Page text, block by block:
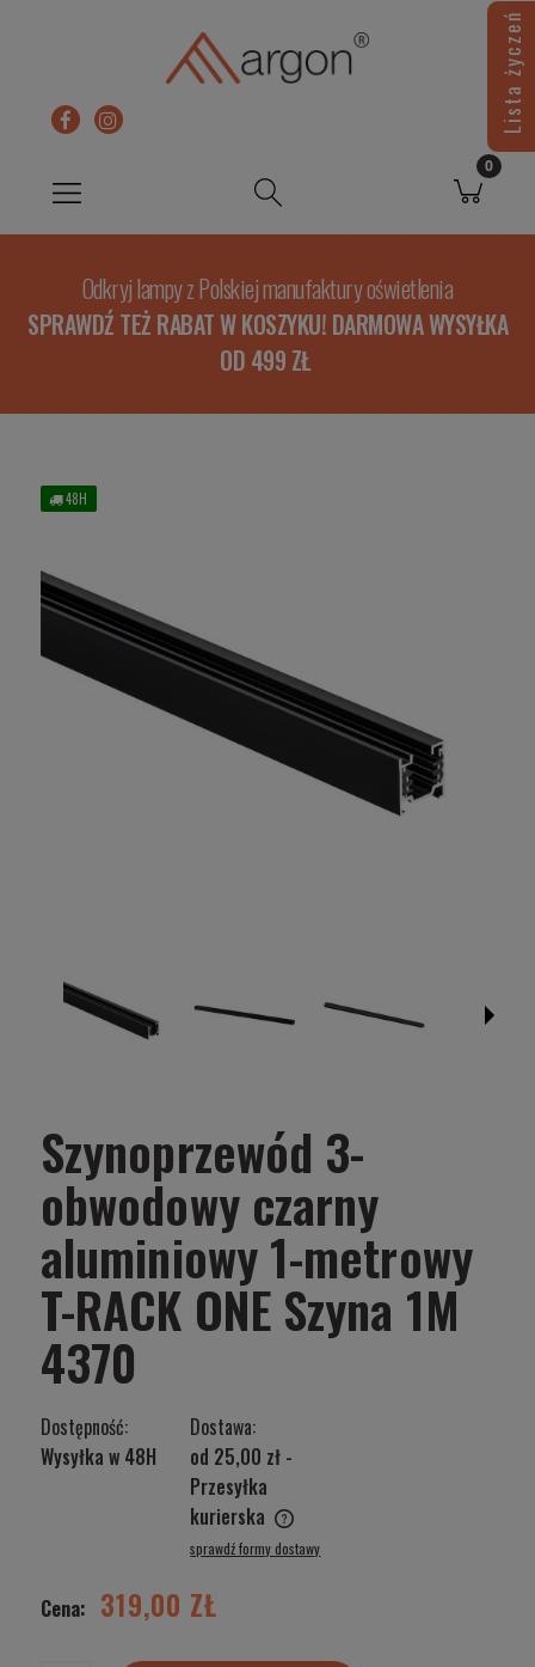
Odkryj lampy z Polskiej manufaktury oświetlenia
SPRAWDŹ TEŻ RABAT W KOSZYKU! DARMOWA WYSYŁKA
OD 499 ZŁ
48H
Szynoprzewód 3-
obwodowy czarny
aluminiowy 1-metrowy
T-RACK ONE Szyna 1M
4370
Dostępność:
Wysyłka w 48H
Dostawa:
od 25,00 zł -
Przesyłka
kurierska
Cena nie zawiera ewentualnych kosztów płatności
sprawdź formy dostawy
Cena: 319,00 ZŁ
Lista życzeń